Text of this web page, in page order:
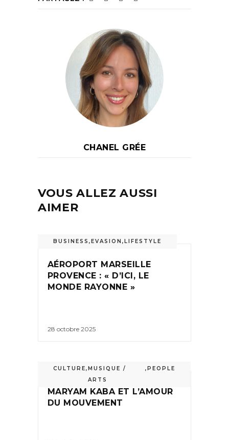
CHANEL GRÉE
VOUS ALLEZ AUSSI
AIMER
BUSINESS , EVASION , LIFESTYLE
AÉROPORT MARSEILLE
PROVENCE : « D’ICI, LE
MONDE RAYONNE »
28 octobre 2025
CULTURE,MUSIQUE /
ARTS
,PEOPLE
MARYAM KABA ET L’AMOUR
DU MOUVEMENT